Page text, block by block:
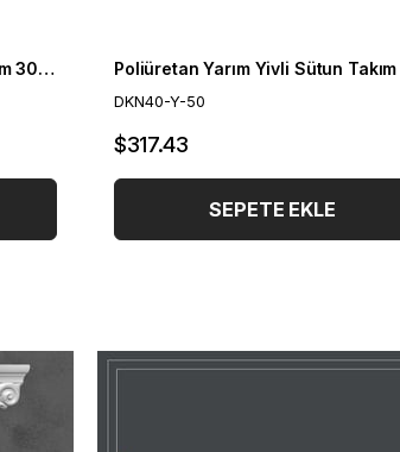
Poliüretan Tam Yivli Sütun Takım 30cm
DKN40-Y-50
$317.43
SEPETE EKLE